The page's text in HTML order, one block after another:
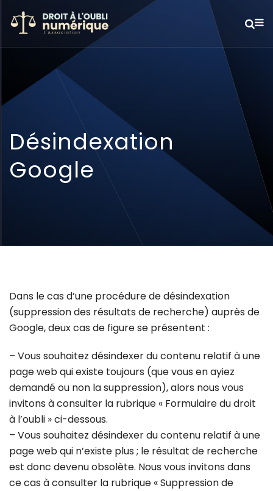
Désindexation
Google
Dans le cas d’une procédure de désindexation
(suppression des résultats de recherche) auprès de
Google, deux cas de figure se présentent :
– Vous souhaitez désindexer du contenu relatif à une
page web qui existe toujours (que vous en ayiez
demandé ou non la suppression), alors nous vous
invitons à consulter la rubrique « Formulaire du droit
à l’oubli » ci-dessous.
– Vous souhaitez désindexer du contenu relatif à une
page web qui n’existe plus ; le résultat de recherche
est donc devenu obsolète. Nous vous invitons dans
ce cas à consulter la rubrique « Suppression de